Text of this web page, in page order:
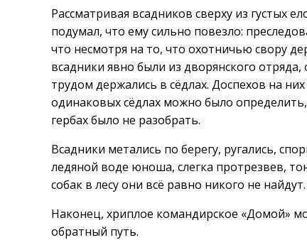
Рассматривая всадников сверху из густых
подумал, что ему сильно повезло:
что несмотря на то, что охотничью свору
всадники явно были из дворянского
трудом держались в сёдлах. Доспехов на
одинаковых сёдлах можно было
гербах было не разобрать.
Всадники метались по берегу, ругались,
ледяной воде юноша, слегка протрезвев,
собак в лесу они всё равно никого не найдут.
Наконец, хриплое командирское «Домой»
обратный путь.